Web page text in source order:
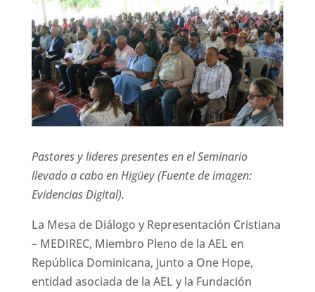
Pastores y lideres presentes en el Seminario
llevado a cabo en Higüey (Fuente de imagen:
Evidencias Digital).
La Mesa de Diálogo y Representación Cristiana
– MEDIREC, Miembro Pleno de la AEL en
República Dominicana, junto a One Hope,
entidad asociada de la AEL y la Fundación